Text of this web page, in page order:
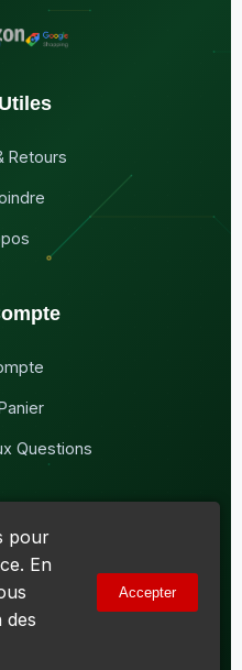
Retours
Questions
Inc.
|
Conditions d'utilisation
:
: 10-1702-3051TQ0001
pour
En
des
Accepter